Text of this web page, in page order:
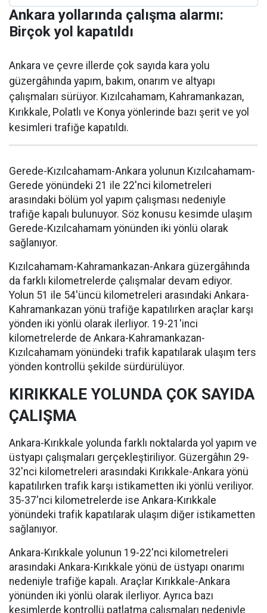
Ankara yollarında çalışma alarmı:
Birçok yol kapatıldı
Ankara ve çevre illerde çok sayıda kara yolu
güzergâhında yapım, bakım, onarım ve altyapı
çalışmaları sürüyor. Kızılcahamam, Kahramankazan,
Kırıkkale, Polatlı ve Konya yönlerinde bazı şerit ve yol
kesimleri trafiğe kapatıldı.
Gerede-Kızılcahamam-Ankara yolunun Kızılcahamam-
Gerede yönündeki 21 ile 22'nci kilometreleri
arasındaki bölüm yol yapım çalışması nedeniyle
trafiğe kapalı bulunuyor. Söz konusu kesimde ulaşım
Gerede-Kızılcahamam yönünden iki yönlü olarak
sağlanıyor.
Kızılcahamam-Kahramankazan-Ankara güzergâhında
da farklı kilometrelerde çalışmalar devam ediyor.
Yolun 51 ile 54'üncü kilometreleri arasındaki Ankara-
Kahramankazan yönü trafiğe kapatılırken araçlar karşı
yönden iki yönlü olarak ilerliyor. 19-21'inci
kilometrelerde de Ankara-Kahramankazan-
Kızılcahamam yönündeki trafik kapatılarak ulaşım ters
yönden kontrollü şekilde sürdürülüyor.
KIRIKKALE YOLUNDA ÇOK SAYIDA
ÇALIŞMA
Ankara-Kırıkkale yolunda farklı noktalarda yol yapım ve
üstyapı çalışmaları gerçekleştiriliyor. Güzergâhın 29-
32'nci kilometreleri arasındaki Kırıkkale-Ankara yönü
kapatılırken trafik karşı istikametten iki yönlü veriliyor.
35-37'nci kilometrelerde ise Ankara-Kırıkkale
yönündeki trafik kapatılarak ulaşım diğer istikametten
sağlanıyor.
Ankara-Kırıkkale yolunun 19-22'nci kilometreleri
arasındaki Ankara-Kırıkkale yönü de üstyapı onarımı
nedeniyle trafiğe kapalı. Araçlar Kırıkkale-Ankara
yönünden iki yönlü olarak ilerliyor. Ayrıca bazı
kesimlerde kontrollü patlatma çalışmaları nedeniyle